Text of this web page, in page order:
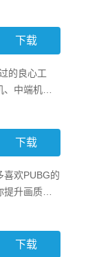
下载
的良心工
中端机和
下载
喜欢PUBG的
升画质，
下载